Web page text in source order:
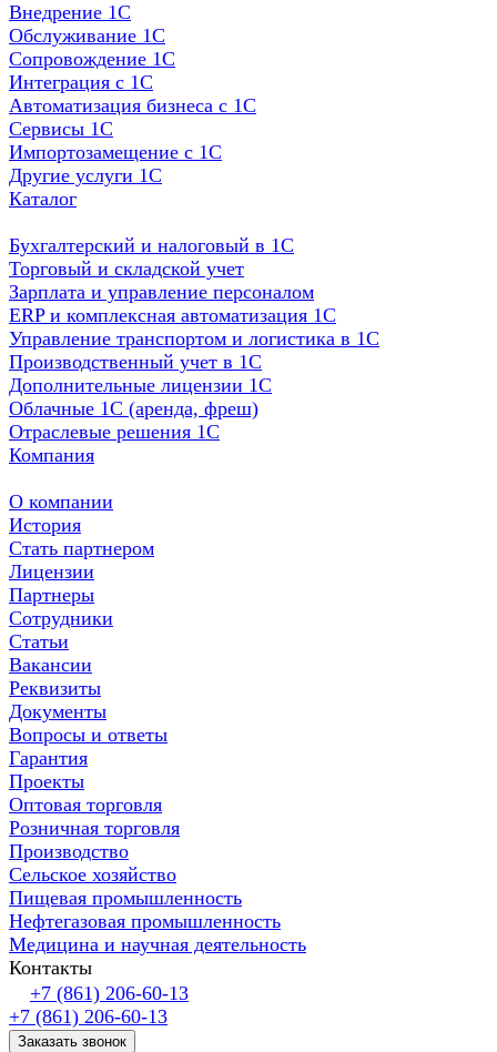
Внедрение 1С
Обслуживание 1С
Сопровождение 1С
Интеграция с 1С
Автоматизация бизнеса с 1С
Сервисы 1С
Импортозамещение с 1С
Другие услуги 1С
Каталог
Бухгалтерский и налоговый в 1С
Торговый и складской учет
Зарплата и управление персоналом
ERP и комплексная автоматизация 1С
Управление транспортом и логистика в 1С
Производственный учет в 1С
Дополнительные лицензии 1С
Облачные 1С (аренда, фреш)
Отраслевые решения 1С
Компания
О компании
История
Стать партнером
Лицензии
Партнеры
Сотрудники
Статьи
Вакансии
Реквизиты
Документы
Вопросы и ответы
Гарантия
Проекты
Оптовая торговля
Розничная торговля
Производство
Сельское хозяйство
Пищевая промышленность
Нефтегазовая промышленность
Медицина и научная деятельность
Контакты
+7 (861) 206-60-13
+7 (861) 206-60-13
Заказать звонок